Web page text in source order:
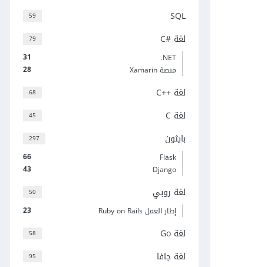
59 SQL
79 لغة C#‎
31
‎.NET
28
منصة Xamarin
68 لغة C++‎
45 لغة C
297 بايثون
66
Flask
43
Django
50 لغة روبي
23 إطار العمل Ruby on Rails
58 لغة Go
95 لغة جافا